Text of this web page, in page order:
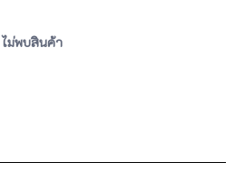
ไม่พบสินค้า